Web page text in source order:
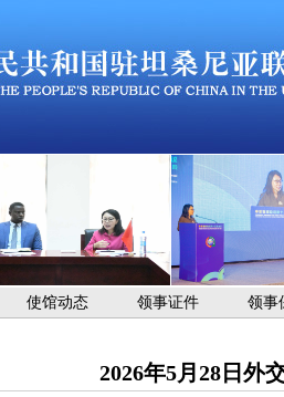
使馆动态 领事证件 领事
2026年5月28日外